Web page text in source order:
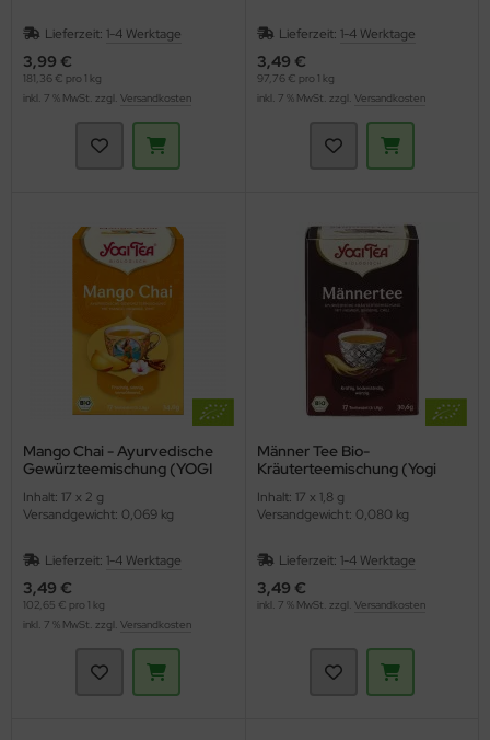
Lieferzeit: 1-4 Werktage
3,99 €
181,36 € pro 1 kg
inkl. 7 % MwSt. zzgl. Versandkosten
Lieferzeit: 1-4 Werktage
3,49 €
97,76 € pro 1 kg
inkl. 7 % MwSt. zzgl. Versandkosten
Mango Chai - Ayurvedische
Gewürzteemischung (YOGI
Inhalt: 17 x 2 g
Versandgewicht: 0,069 kg
Lieferzeit: 1-4 Werktage
3,49 €
102,65 € pro 1 kg
inkl. 7 % MwSt. zzgl. Versandkosten
Männer Tee Bio-
Kräuterteemischung (Yogi
Inhalt: 17 x 1,8 g
Versandgewicht: 0,080 kg
Lieferzeit: 1-4 Werktage
3,49 €
inkl. 7 % MwSt. zzgl. Versandkosten